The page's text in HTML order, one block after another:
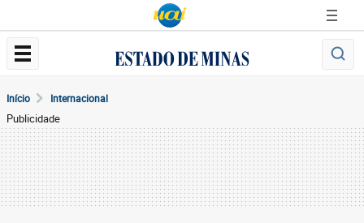
Início Internacional
Publicidade